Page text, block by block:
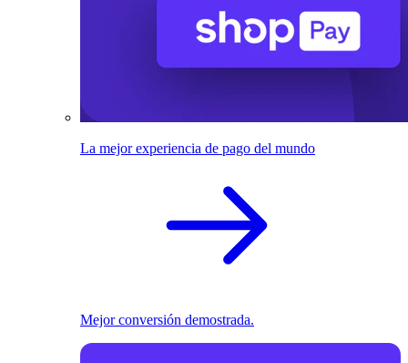
La mejor experiencia de pago del mundo
Mejor conversión demostrada.